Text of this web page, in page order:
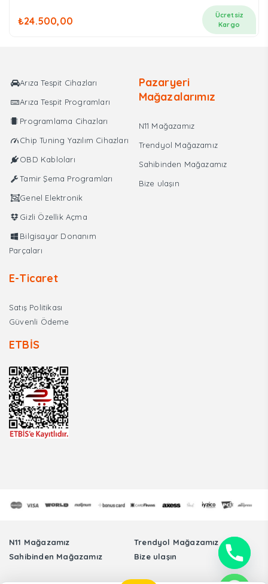
₺24.500,00
Ücretsiz
Kargo
Arıza Tespit Cihazları
Arıza Tespit Programları
Programlama Cihazları
Chip Tuning Yazılım Cihazları
OBD Kabloları
Tamir Şema Programları
Genel Elektronik
Gizli Özellik Açma
Bilgisayar Donanım
Parçaları
Pazaryeri
Mağazalarımız
N11 Mağazamız
Trendyol Mağazamız
Sahibinden Mağazamız
Bize ulaşın
E-Ticaret
Satış Politikası
Güvenli Ödeme
ETBİS
N11 Mağazamız
Trendyol Mağazamız
Sahibinden Mağazamız
Bize ulaşın